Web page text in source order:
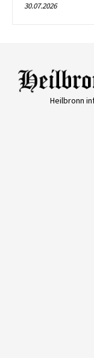
30.07.2026
Heilbronn